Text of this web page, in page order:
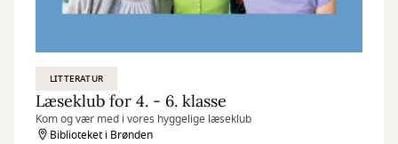
LITTERATUR
Læseklub for 4. - 6. klasse
Kom og vær med i vores hyggelige læseklub
Biblioteket i Brønden